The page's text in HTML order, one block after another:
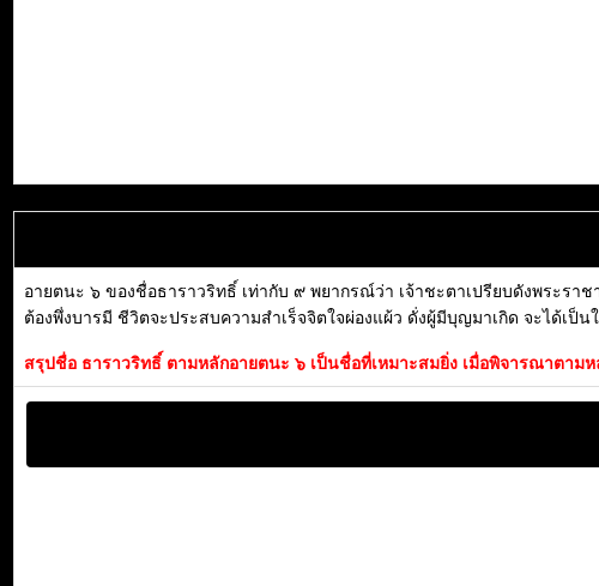
อายตนะ ๖ ของชื่อธาราวริทธิ์ เท่ากับ ๙ พยากรณ์ว่า เจ้าชะตาเปรียบดังพระรา
ต้องพึ่งบารมี ชีวิตจะประสบความสำเร็จจิตใจผ่องแผ้ว ดั่งผู้มีบุญมาเกิด จะได้เป็
สรุปชื่อ ธาราวริทธิ์ ตามหลักอายตนะ ๖ เป็นชื่อที่เหมาะสมยิ่ง เมื่อพิจารณาตาม